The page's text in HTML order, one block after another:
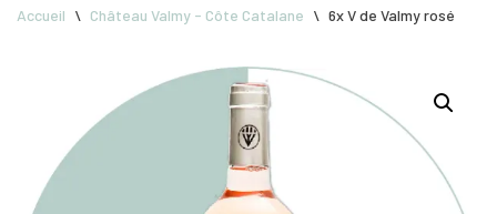
Accueil \ Château Valmy - Côte Catalane \ 6x V de Valmy rosé